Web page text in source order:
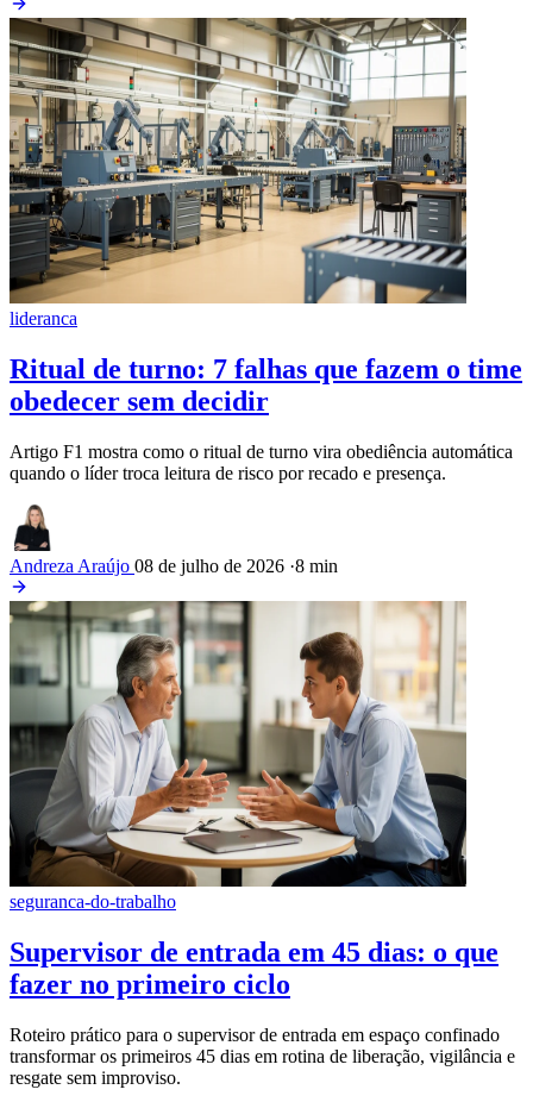
lideranca
Ritual de turno: 7 falhas que fazem o time
obedecer sem decidir
Artigo F1 mostra como o ritual de turno vira obediência automática
quando o líder troca leitura de risco por recado e presença.
Andreza Araújo 08 de julho de 2026 ·8 min
seguranca-do-trabalho
Supervisor de entrada em 45 dias: o que
fazer no primeiro ciclo
Roteiro prático para o supervisor de entrada em espaço confinado
transformar os primeiros 45 dias em rotina de liberação, vigilância e
resgate sem improviso.